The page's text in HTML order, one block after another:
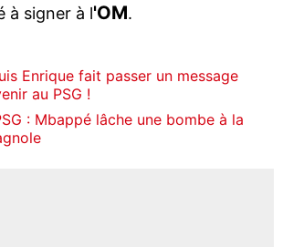
à signer à l'OM.
Enrique fait passer un message
au PSG !
: Mbappé lâche une bombe à la